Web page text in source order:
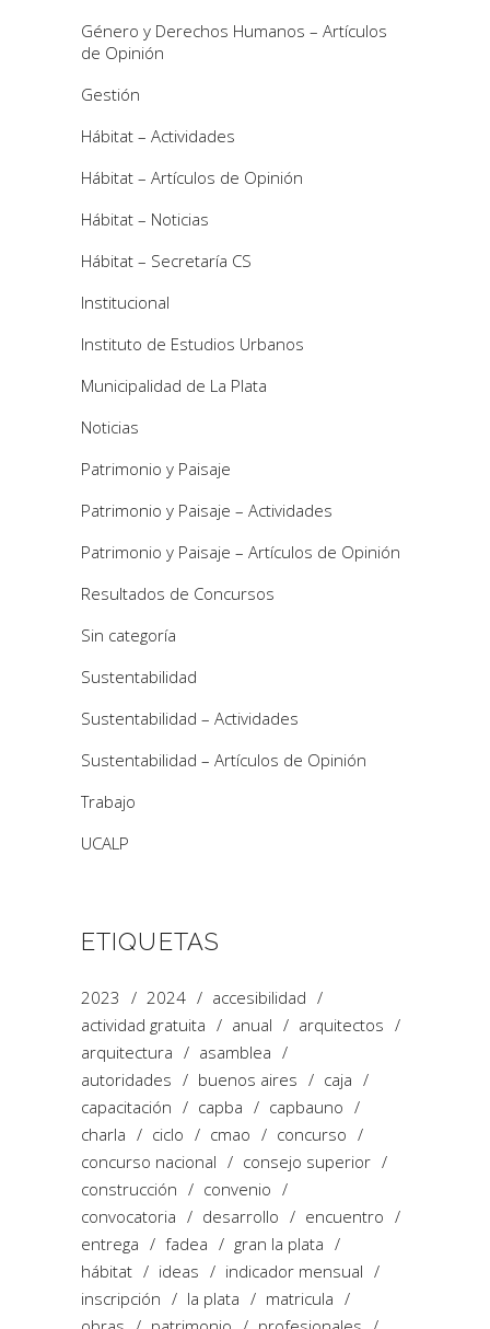
Género y Derechos Humanos – Artículos
de Opinión
Gestión
Hábitat – Actividades
Hábitat – Artículos de Opinión
Hábitat – Noticias
Hábitat – Secretaría CS
Institucional
Instituto de Estudios Urbanos
Municipalidad de La Plata
Noticias
Patrimonio y Paisaje
Patrimonio y Paisaje – Actividades
Patrimonio y Paisaje – Artículos de Opinión
Resultados de Concursos
Sin categoría
Sustentabilidad
Sustentabilidad – Actividades
Sustentabilidad – Artículos de Opinión
Trabajo
UCALP
ETIQUETAS
2023 2024
accesibilidad
actividad gratuita
anual
arquitectos
arquitectura
asamblea
autoridades
buenos aires
caja
capacitación
capba
capbauno
charla
ciclo cmao
concurso
concurso nacional
consejo superior
construcción
convenio
convocatoria
desarrollo
encuentro
entrega
fadea
gran la plata
hábitat
ideas
indicador mensual
inscripción
la plata
matricula